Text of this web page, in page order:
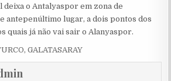
o Antalyaspor em zona de
antepenúltimo lugar, a dois pontos dos
quais já não vai sair o Alanyaspor.
,GALATASARAY